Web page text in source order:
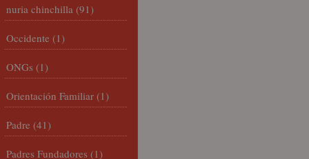
nuria chinchilla (91)
Occidente (1)
ONGs (1)
Orientación Familiar (1)
Padre (41)
Padres Fundadores (1)